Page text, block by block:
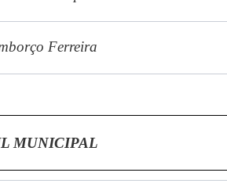
Ferreira
MUNICIPAL